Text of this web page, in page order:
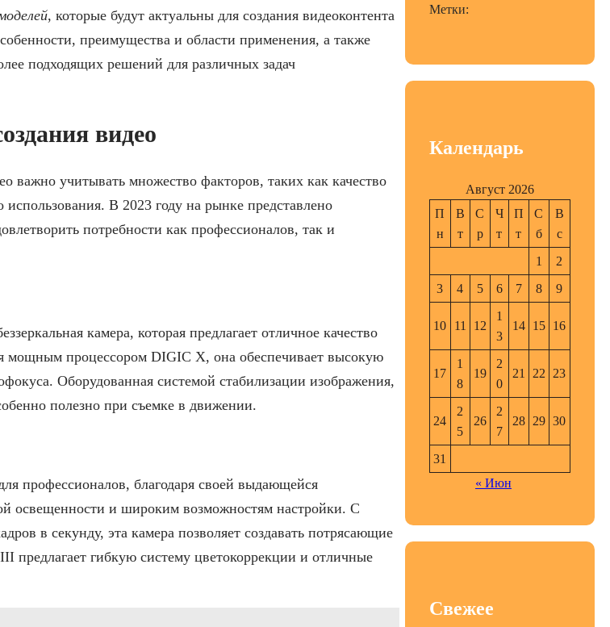
, которые будут актуальны для создания видеоконтента
преимущества и области применения, а также
подходящих решений для различных задач
видео
важно учитывать множество факторов, таких как качество
В 2023 году на рынке представлено
потребности как профессионалов, так и
камера, которая предлагает отличное качество
мощным процессором DIGIC X, она обеспечивает высокую
Оборудованная системой стабилизации изображения,
полезно при съемке в движении.
профессионалов, благодаря своей выдающейся
освещенности и широким возможностям настройки. С
в секунду, эта камера позволяет создавать потрясающие
предлагает гибкую систему цветокоррекции и отличные
Метки:
Календарь
Август 2026
П
н
В
т
С
р
Ч
т
П
т
С
б
В
с
1
2
3
4 5 6 7 8 9
10 11 12
1
3
14 15 16
17
1
8
19
2
0
21 22 23
24
2
5
26
2
7
28 29 30
31
« Июн
Свежее